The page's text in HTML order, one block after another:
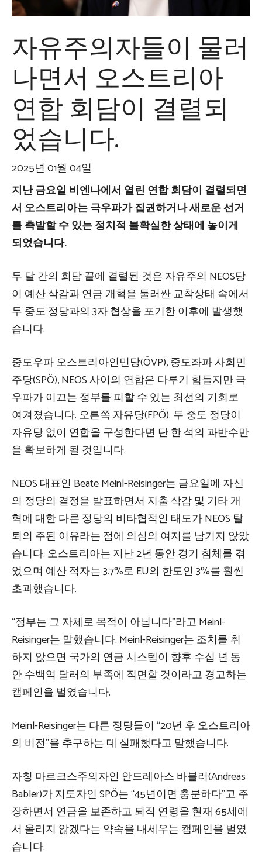
자유주의자들이 물러
나면서 오스트리아
연합 회담이 결렬되
었습니다.
2025년 01월 04일
지난 금요일 비엔나에서 열린 연합 회담이 결렬되면
서 오스트리아는 극우파가 집권하거나 새로운 선거
를 촉발할 수 있는 정치적 불확실한 상태에 놓이게
되었습니다.
두 달 간의 회담 끝에 결렬된 것은 자유주의 NEOS당
이 예산 삭감과 연금 개혁을 둘러싼 교착상태 속에서
두 중도 정당과의 3자 협상을 포기한 이후에 발생했
습니다.
중도우파 오스트리아인민당(ÖVP), 중도좌파 사회민
주당(SPÖ), NEOS 사이의 연합은 다루기 힘들지만 극
우파가 이끄는 정부를 피할 수 있는 최선의 기회로
여겨졌습니다. 오른쪽 자유당(FPÖ). 두 중도 정당이
자유당 없이 연합을 구성한다면 단 한 석의 과반수만
을 확보하게 될 것입니다.
NEOS 대표인 Beate Meinl-Reisinger는 금요일에 자신
의 정당의 결정을 발표하면서 지출 삭감 및 기타 개
혁에 대한 다른 정당의 비타협적인 태도가 NEOS 탈
퇴의 주된 이유라는 점에 의심의 여지를 남기지 않았
습니다. 오스트리아는 지난 2년 동안 경기 침체를 겪
었으며 예산 적자는 3.7%로 EU의 한도인 3%를 훨씬
초과했습니다.
“정부는 그 자체로 목적이 아닙니다”라고 Meinl-
Reisinger는 말했습니다. Meinl-Reisinger는 조치를 취
하지 않으면 국가의 연금 시스템이 향후 수십 년 동
안 수백억 달러의 부족에 직면할 것이라고 경고하는
캠페인을 벌였습니다.
Meinl-Reisinger는 다른 정당들이 “20년 후 오스트리아
의 비전”을 추구하는 데 실패했다고 말했습니다.
자칭 마르크스주의자인 안드레아스 바블러(Andreas
Babler)가 지도자인 SPÖ는 “45년이면 충분하다”고 주
장하면서 연금을 보존하고 퇴직 연령을 현재 65세에
서 올리지 않겠다는 약속을 내세우는 캠페인을 벌였
습니다.